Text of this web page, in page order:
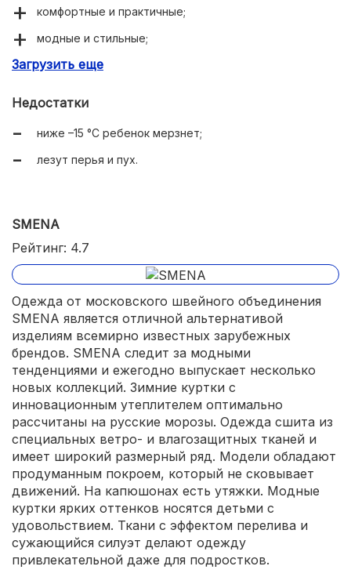
комфортные и практичные;
модные и стильные;
красивые силуэты;
Загрузить еще
Недостатки
ниже –15 °C ребенок мерзнет;
лезут перья и пух.
SMENA
Рейтинг: 4.7
Одежда от московского швейного объединения
SMENA является отличной альтернативой
изделиям всемирно известных зарубежных
брендов. SMENA следит за модными
тенденциями и ежегодно выпускает несколько
новых коллекций. Зимние куртки с
инновационным утеплителем оптимально
рассчитаны на русские морозы. Одежда сшита из
специальных ветро- и влагозащитных тканей и
имеет широкий размерный ряд. Модели обладают
продуманным покроем, который не сковывает
движений. На капюшонах есть утяжки. Модные
куртки ярких оттенков носятся детьми с
удовольствием. Ткани с эффектом перелива и
сужающийся силуэт делают одежду
привлекательной даже для подростков.